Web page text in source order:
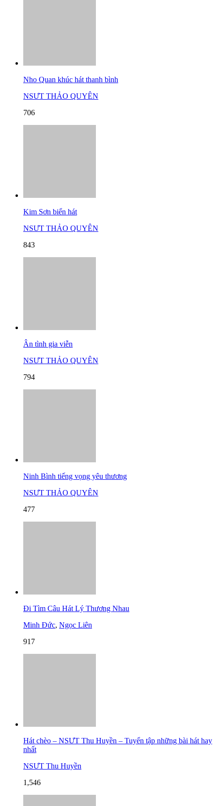
Nho Quan khúc hát thanh bình
NSƯT THẢO QUYÊN
706
Kim Sơn biển hát
NSƯT THẢO QUYÊN
843
Ân tình gia viễn
NSƯT THẢO QUYÊN
794
Ninh Bình tiếng vọng yêu thương
NSƯT THẢO QUYÊN
477
Đi Tìm Câu Hát Lý Thương Nhau
Minh Đức, Ngọc Liên
917
Hát chèo – NSƯT Thu Huyền – Tuyển tập những bài hát hay
nhất
NSƯT Thu Huyền
1,546